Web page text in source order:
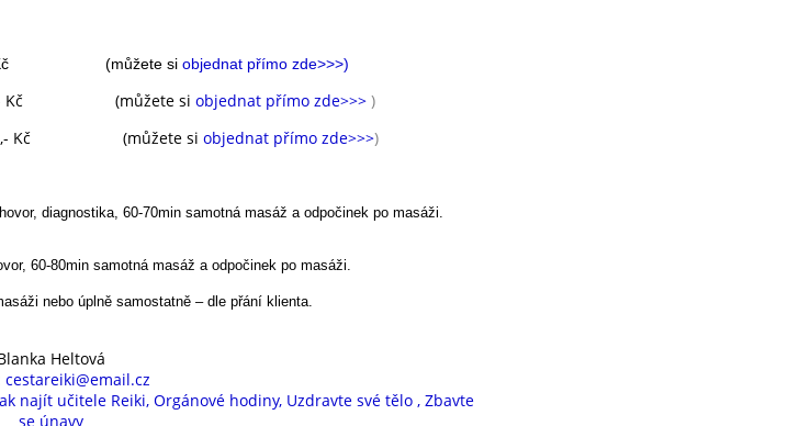
(můžete si objednat přímo zde>>>)
Kč (můžete si objednat přímo zde>>> )
Kč (můžete si objednat přímo zde>>>)
diagnostika, 60-70min samotná masáž a odpočinek po masáži.
60-80min samotná masáž a odpočinek po masáži.
nebo úplně samostatně – dle přání klienta.
Heltová
cestareiki@email.cz
najít učitele Reiki, Orgánové hodiny, Uzdravte své tělo, Zbavte
se únavy